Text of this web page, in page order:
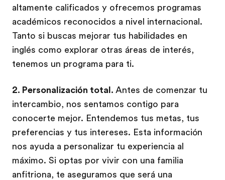
altamente calificados y ofrecemos programas
académicos reconocidos a nivel internacional.
Tanto si buscas mejorar tus habilidades en
inglés como explorar otras áreas de interés,
tenemos un programa para ti.
2. Personalización total. Antes de comenzar tu
intercambio, nos sentamos contigo para
conocerte mejor. Entendemos tus metas, tus
preferencias y tus intereses. Esta información
nos ayuda a personalizar tu experiencia al
máximo. Si optas por vivir con una familia
anfitriona, te aseguramos que será una